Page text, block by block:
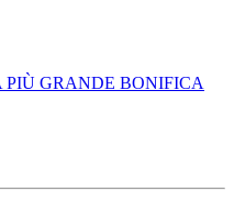
PIÙ GRANDE BONIFICA